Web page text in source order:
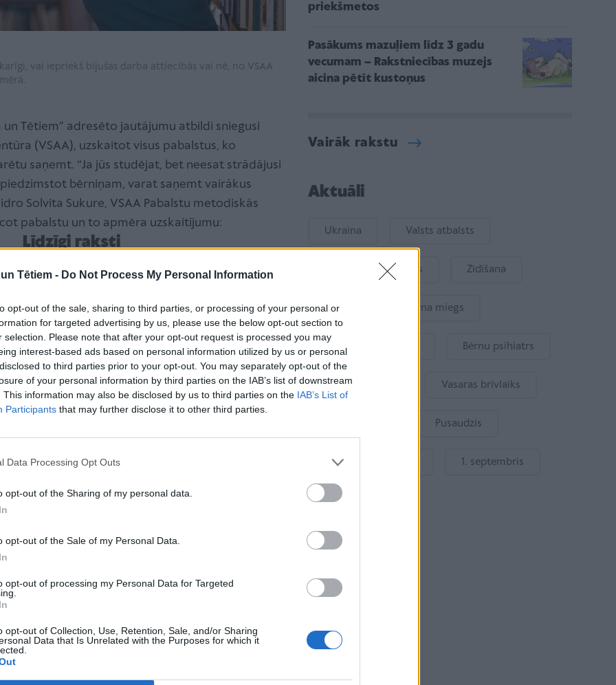
Tētiem - Do Not Process My Personal Information
opt-out of the sale, sharing to third parties, or processing of your personal or
for targeted advertising by us, please use the below opt-out section to
selection. Please note that after your opt-out request is processed you may
interest-based ads based on personal information utilized by us or personal
to third parties prior to your opt-out. You may separately opt-out of the
of your personal information by third parties on the IAB’s list of downstream
This information may also be disclosed by us to third parties on the IAB’s List of
Participants that may further disclose it to other third parties.
Data Processing Opt Outs
opt-out of the Sharing of my personal data.
opt-out of the Sale of my Personal Data.
opt-out of processing my Personal Data for Targeted
opt-out of Collection, Use, Retention, Sale, and/or Sharing
Data that Is Unrelated with the Purposes for which it
vai iepriekš bijušas darba attiecībās vai nē, no VSAA
Tētiem” adresēto jautājumu atbildi sniegusi
(VSAA), uzskaitot visus pabalstus, ko
saņemt. “Ja jūs studējat, bet neesat strādājusi
bērniņam, varat saņemt vairākus
Solvita Sukure, VSAA Pabalstu metodiskās
pabalstu un to apmēra uzskaitījumu:
Līdzīgi raksti
Iepriecinošas ziņas vecākiem –
bērna piedzimšanas pabalstu
Vai sievai jādeklarē bērna tēva
pārskaitītais vecāku pabalsts?
tad pabalsta apmērs ir 25 eiro mēnesī. Lai arī
viena gada vecuma, iesniegumus
uzreiz pēc bērna piedzimšanas.
vecāku, kas saņem tikai šo
pabalstu171 eiro apmērā – ir
2100.
priekšmetos
Pasākums mazuļiem līdz 3 gadu
vecumam – Rakstniecības muzejs
aicina pētīt kustoņus
Vairāk rakstu
Aktuāli
Ukraina Valsts atbalsts
Kur šodien atpūsties Zīdīšana
Drošība Bērna miegs
Mākslīgais intelekts Bērnu psihiatrs
Bērna emocijas Vasaras brīvlaiks
Pusaudzis
Gatavošanās skolai 1. septembris